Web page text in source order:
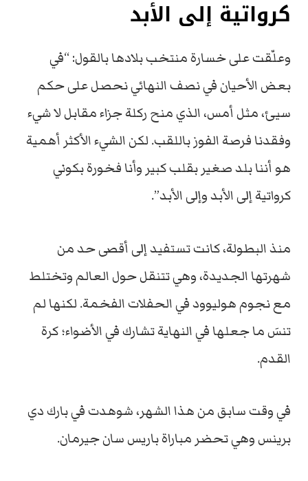
كرواتية إلى الأبد
وعلّقت على خسارة منتخب بلادها بالقول: “في
بعض الأحيان في نصف النهائي نحصل على حكم
سيئ، مثل أمس، الذي منح ركلة جزاء مقابل لا شيء
وفقدنا فرصة الفوز باللقب. لكن الشيء الأكثر أهمية
هو أننا بلد صغير بقلب كبير وأنا فخورة بكوني
كرواتية إلى الأبد وإلى الأبد”.
منذ البطولة، كانت تستفيد إلى أقصى حد من
شهرتها الجديدة، وهي تتنقل حول العالم وتختلط
مع نجوم هوليوود في الحفلات الفخمة. لكنها لم
تنسَ ما جعلها في النهاية تشارك في الأضواء؛ كرة
القدم.
في وقت سابق من هذا الشهر، شوهدت في بارك دي
برينس وهي تحضر مباراة باريس سان جيرمان.